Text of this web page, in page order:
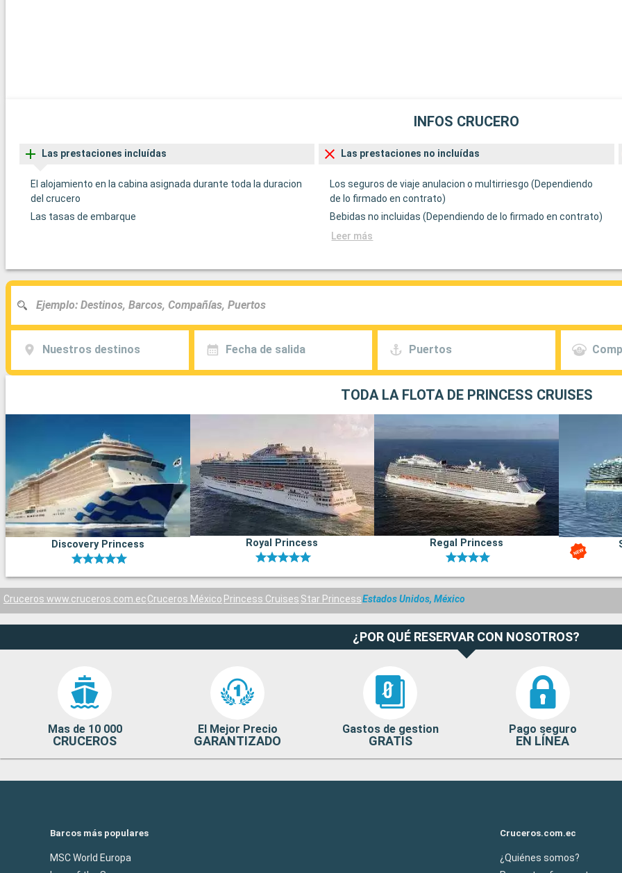
INFOS CRUCERO
Las prestaciones incluídas
El alojamiento en la cabina asignada durante toda la duracion
del crucero
Las tasas de embarque
Las prestaciones no incluídas
Los seguros de viaje anulacion o multirriesgo (Dependiendo
de lo firmado en contrato)
Bebidas no incluidas (Dependiendo de lo firmado en contrato)
Leer más
Nuestros destinos Fecha de salida Puertos
TODA LA FLOTA DE PRINCESS CRUISES
Discovery Princess Royal Princess Regal Princess
Cruceros www.cruceros.com.ecCruceros México Princess Cruises Star PrincessEstados Unidos, México
¿POR QUÉ RESERVAR CON NOSOTROS?
Mas de 10 000
CRUCEROS
El Mejor Precio
GARANTIZADO
Gastos de gestion
GRATIS
Pago seguro
EN LÍNEA
Barcos más populares
MSC World Europa
Cruceros.com.ec
¿Quiénes somos?